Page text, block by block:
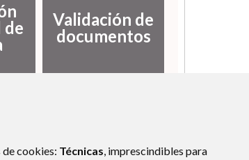
cookies: Técnicas, imprescindibles para
de
Validación de
documentos